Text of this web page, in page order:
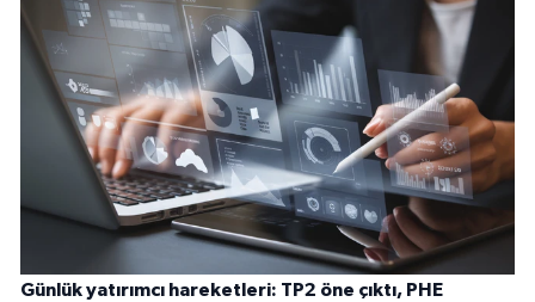
Günlük yatırımcı hareketleri: TP2 öne çıktı, PHE